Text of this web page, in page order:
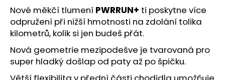
Nové měkčí tlumení PWRRUN+ ti poskytne více
odpružení při nižší hmotnosti na zdolání tolika
kilometrů, kolik si jen budeš přát.
Nová geometrie mezipodešve je tvarovaná pro
super hladký došlap od paty až po špičku.
D
o
p
o
r